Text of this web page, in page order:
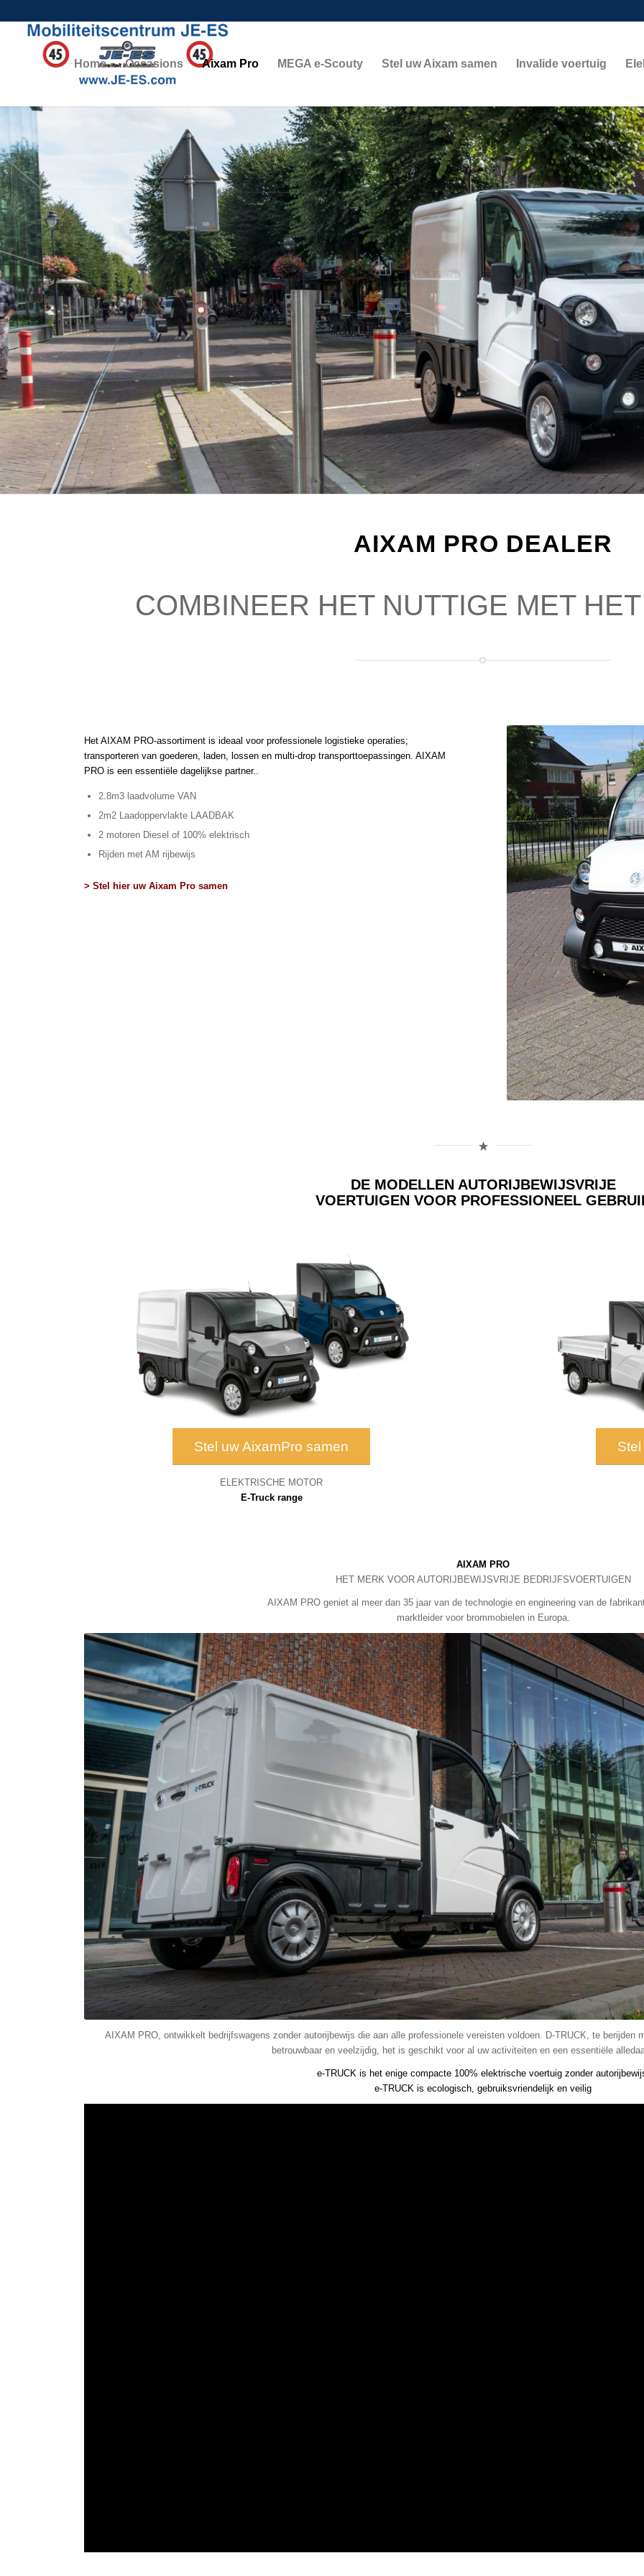
Home Occasions Aixam Pro MEGA e-Scouty Stel uw Aixam samen Invalide voertuig
AIXAM PRO DEALER
COMBINEER HET NUTTIGE MET
Het AIXAM PRO-assortiment is ideaal voor professionele logistieke operaties;
transporteren van goederen, laden, lossen en multi-drop transporttoepassingen. AIXAM
PRO is een essentiële dagelijkse partner..
2.8m3 laadvolume VAN
2m2 Laadoppervlakte LAADBAK
2 motoren Diesel of 100% elektrisch
Rijden met AM rijbewijs
> Stel hier uw Aixam Pro samen
DE MODELLEN AUTORIJBEWIJSVRIJE
VOERTUIGEN VOOR PROFESSIONEEL
Stel uw AixamPro samen
ELEKTRISCHE MOTOR
E-Truck range
AIXAM PRO
HET MERK VOOR AUTORIJBEWIJSVRIJE BEDRIJFSVOERTUIGEN
AIXAM PRO geniet al meer dan 35 jaar van de technologie en engineering van de
marktleider voor brommobielen in Europa.
AIXAM PRO, ontwikkelt bedrijfswagens zonder autorijbewijs die aan alle professionele vereisten voldoen. D-TRUCK, te berijden
betrouwbaar en veelzijdig, het is geschikt voor al uw activiteiten en een essentiële
e-TRUCK is het enige compacte 100% elektrische voertuig zonder
e-TRUCK is ecologisch, gebruiksvriendelijk en veilig